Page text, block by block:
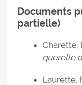
Documents
partielle)
Charette,
querelle
Laurette,